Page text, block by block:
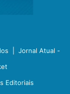
| Jornal Atual -
Editoriais